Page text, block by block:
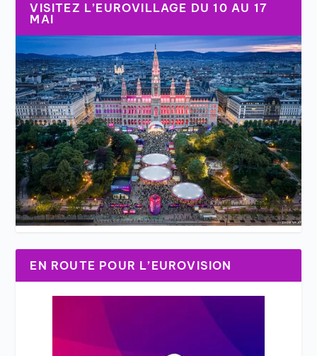
VISITEZ L’EUROVILLAGE DU 10 AU 17
MAI
EN ROUTE POUR L’EUROVISION